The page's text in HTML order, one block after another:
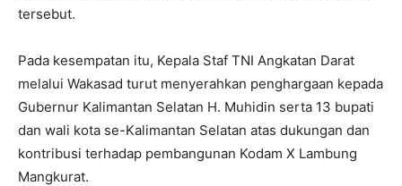
tersebut.
Pada kesempatan itu, Kepala Staf TNI Angkatan Darat
melalui Wakasad turut menyerahkan penghargaan kepada
Gubernur Kalimantan Selatan H. Muhidin serta 13 bupati
dan wali kota se-Kalimantan Selatan atas dukungan dan
kontribusi terhadap pembangunan Kodam X Lambung
Mangkurat.